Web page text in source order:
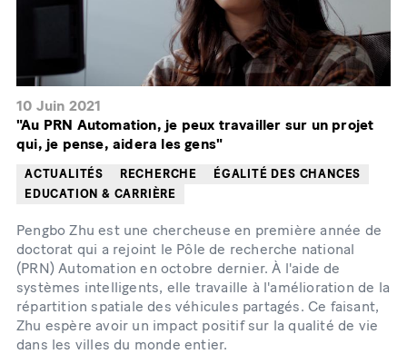
10 Juin 2021
"Au PRN Automation, je peux travailler sur un projet
qui, je pense, aidera les gens"
ACTUALITÉS RECHERCHE
ÉGALITÉ DES CHANCES
EDUCATION & CARRIÈRE
Pengbo Zhu est une chercheuse en première année de
doctorat qui a rejoint le Pôle de recherche national
(PRN) Automation en octobre dernier. À l'aide de
systèmes intelligents, elle travaille à l'amélioration de la
répartition spatiale des véhicules partagés. Ce faisant,
Zhu espère avoir un impact positif sur la qualité de vie
dans les villes du monde entier.